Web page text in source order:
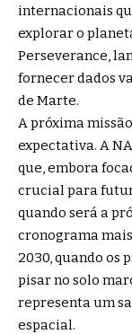
internacionais
explorar o
Perseverance,
fornecer dados
de Marte.
A próxima
expectativa. A
que, embora
crucial para
quando será a
cronograma
2030, quando os
pisar no solo
representa um
espacial.